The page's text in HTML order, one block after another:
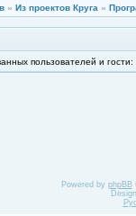
» Из проектов Круга »
пользователей и гости:
Powered by phpBB